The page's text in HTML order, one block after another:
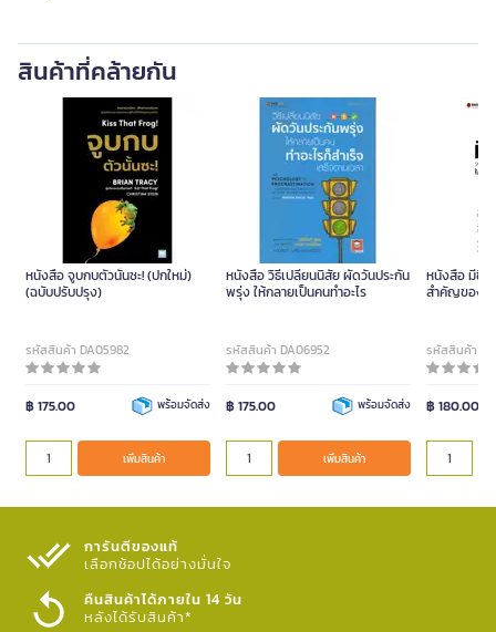
สินค้าที่คล้ายกัน
หนังสือ จูบกบตัวนั้นซะ! (ปกใหม่)
(ฉบับปรับปรุง)
รหัสสินค้า DA05982
฿ 175.00 พร้อมจัดส่ง
เพิ่มสินค้า
หนังสือ วิธีเปลี่ยนนิสัย ผัดวันประกัน
พรุ่ง ให้กลายเป็นคนทำอะไร
รหัสสินค้า DA06952
฿ 175.00 พร้อมจัดส่ง
เพิ่มสินค้า
หนังสือ มีชีวิ
สำคัญของชี
รหัสสินค้า
฿ 180.00
การันตีของแท้
เลือกช้อปได้อย่างมั่นใจ​
คืนสินค้าได้ภายใน 14 วัน
หลังได้รับสินค้า*